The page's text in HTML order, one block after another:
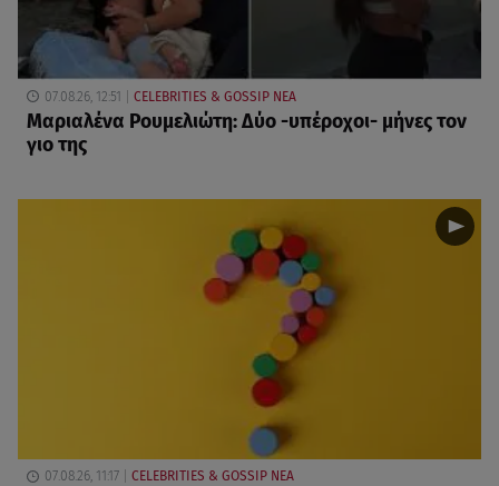
07.08.26, 12:51 CELEBRITIES & GOSSIP ΝΕΑ
Μαριαλένα Ρουμελιώτη: Δύο -υπέροχοι- μήνες τον
γιο της
07.08.26, 11:17 CELEBRITIES & GOSSIP ΝΕΑ